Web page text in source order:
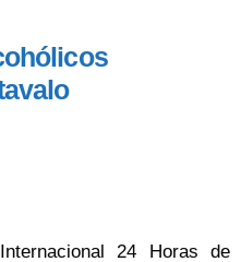
24 Horas de